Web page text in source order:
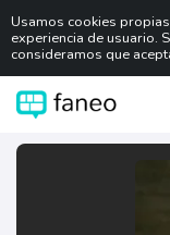
Usamos cookies
experiencia de usuario.
consideramos que